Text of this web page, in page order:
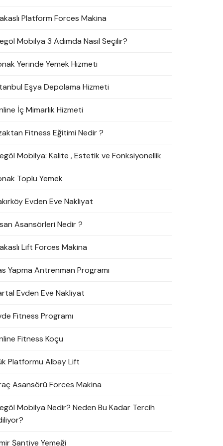
Platform Forces Makina
Mobilya 3 Adımda Nasıl Seçilir?
Yerinde Yemek Hizmeti
Eşya Depolama Hizmeti
İç Mimarlık Hizmeti
Fitness Eğitimi Nedir ?
Mobilya: Kalite , Estetik ve Fonksiyonellik
Toplu Yemek
Evden Eve Nakliyat
Asansörleri Nedir ?
Lift Forces Makina
Yapma Antrenman Programı
Evden Eve Nakliyat
Fitness Programı
Fitness Koçu
Platformu Albay Lift
Asansörü Forces Makina
Mobilya Nedir? Neden Bu Kadar Tercih
Şantiye Yemeği